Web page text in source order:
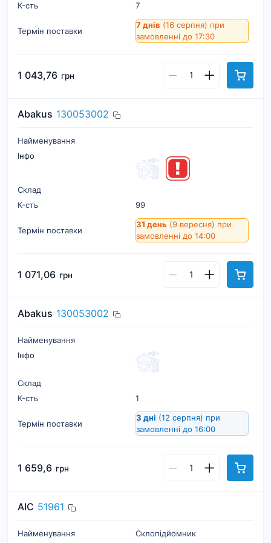
К-cть
7
Термін поставки
7 днів (16 серпня) при
замовленні до 17:30
1 043,76 грн
Abakus 130053002
Найменування
Інфо
Склад
К-cть
99
Термін поставки
31 день (9 вересня) при
замовленні до 14:00
1 071,06 грн
Abakus 130053002
Найменування
Інфо
Склад
К-cть
1
Термін поставки
3 дні (12 серпня) при
замовленні до 16:00
1 659,6 грн
AIC 51961
Найменування
Склопідйомник